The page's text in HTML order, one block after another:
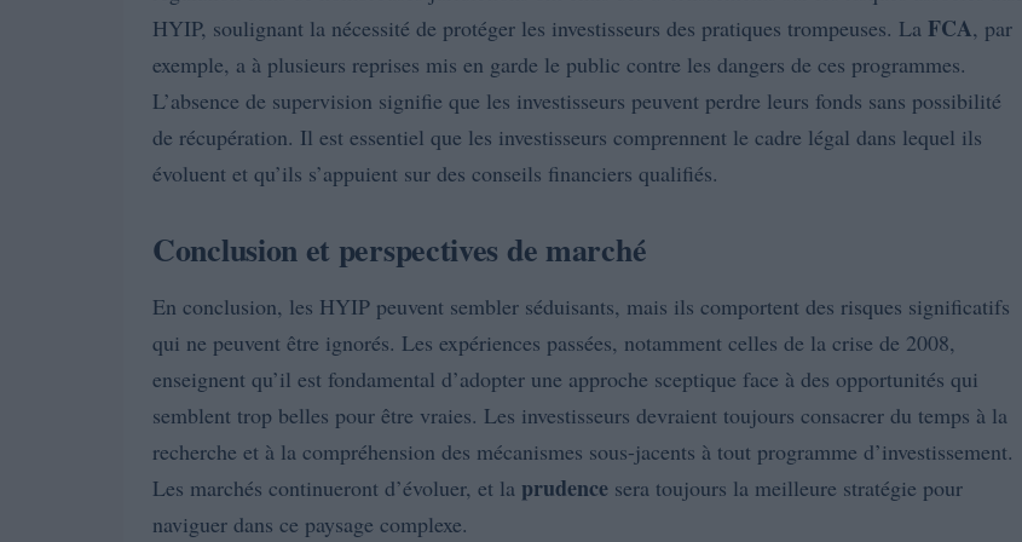
HYIP, soulignant la nécessité de protéger les investisseurs des pratiques trompeuses. La FCA, par
exemple, a à plusieurs reprises mis en garde le public contre les dangers de ces programmes.
L’absence de supervision signifie que les investisseurs peuvent perdre leurs fonds sans possibilité
de récupération. Il est essentiel que les investisseurs comprennent le cadre légal dans lequel ils
évoluent et qu’ils s’appuient sur des conseils financiers qualifiés.
Conclusion et perspectives de marché
En conclusion, les HYIP peuvent sembler séduisants, mais ils comportent des risques significatifs
qui ne peuvent être ignorés. Les expériences passées, notamment celles de la crise de 2008,
enseignent qu’il est fondamental d’adopter une approche sceptique face à des opportunités qui
semblent trop belles pour être vraies. Les investisseurs devraient toujours consacrer du temps à la
recherche et à la compréhension des mécanismes sous-jacents à tout programme d’investissement.
Les marchés continueront d’évoluer, et la prudence sera toujours la meilleure stratégie pour
naviguer dans ce paysage complexe.